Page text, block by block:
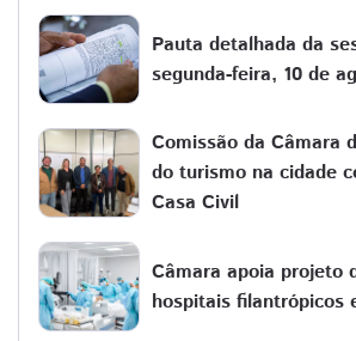
Pauta detalhada da
segunda-feira, 10 de
Comissão da Câmara
do turismo na cidade
Casa Civil
Câmara apoia projeto
hospitais filantrópicos